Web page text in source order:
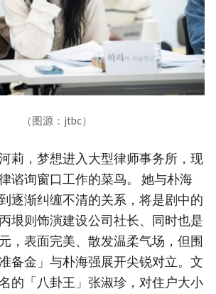
（图源：jtbc）
莉，梦想进入大型律师事务所，现
谘询窗口工作的菜鸟。 她与朴海
逐渐纠缠不清的关系，将是剧中的
垠则饰演建设公司社长、同时也是
，表面完美、散发温柔气场，但围
备金」与朴海强展开尖锐对立。文
的「八卦王」张淑珍，对住户大小